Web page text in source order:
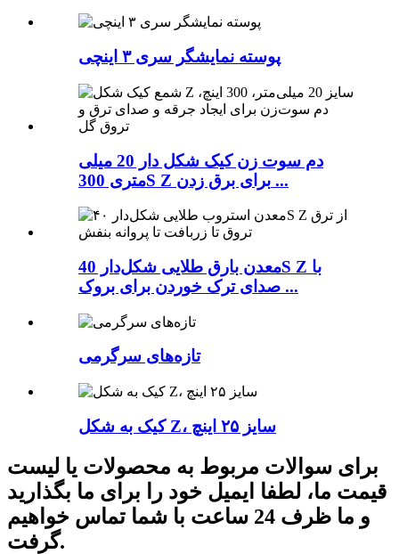
پوسته نمایشگر سری ۳ اینچی
دم سوت زن کیک شکل دار 20 میلی
متری 300S Z برای برق زدن ...
معدن بارق طلایی شکل‌دار 40S Z با
صدای ترک خوردن برای بروک ...
تازه‌های سرگرمی
کیک به شکل Z، سایز ۲۵ اینچ
برای سوالات مربوط به محصولات یا لیست
قیمت ما، لطفا ایمیل خود را برای ما بگذارید
و ما ظرف 24 ساعت با شما تماس خواهیم
گرفت.